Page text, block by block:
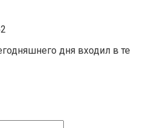
дня входил в те